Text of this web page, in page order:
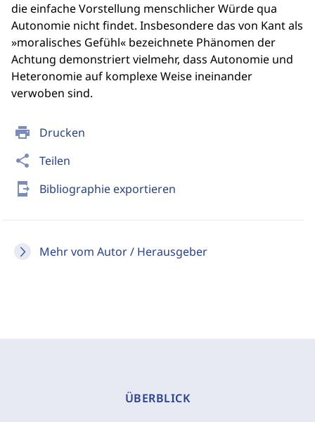
print Drucken
share Teilen
send_to_mobile Bibliographie exportieren
Mehr vom Autor / Herausgeber
die einfache Vorstellung menschlicher Würde qua
Autonomie nicht findet. Insbesondere das von Kant als
»moralisches Gefühl« bezeichnete Phänomen der
Achtung demonstriert vielmehr, dass Autonomie und
Heteronomie auf komplexe Weise ineinander
verwoben sind.
ÜBERBLICK